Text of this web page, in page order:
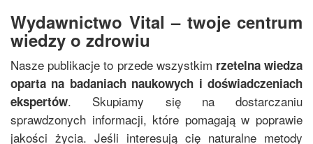
Wydawnictwo Vital – twoje centrum
wiedzy o zdrowiu
Nasze publikacje to przede wszystkim rzetelna wiedza
oparta na badaniach naukowych i doświadczeniach
ekspertów. Skupiamy się na dostarczaniu
sprawdzonych informacji, które pomagają w poprawie
jakości życia. Jeśli interesują cię naturalne metody